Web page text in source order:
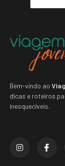
Bem-vindo ao
dicas e roteiros
inesquecíveis.